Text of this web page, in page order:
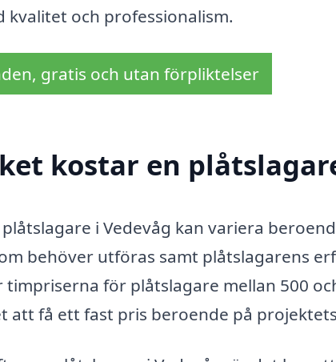
kvalitet och professionalism.
gratis och utan förpliktelser
kostar en
i Vedevåg kan variera
behöver utföras samt plåtslagarens
för plåtslagare mellan 500
att få ett fast pris beroende på